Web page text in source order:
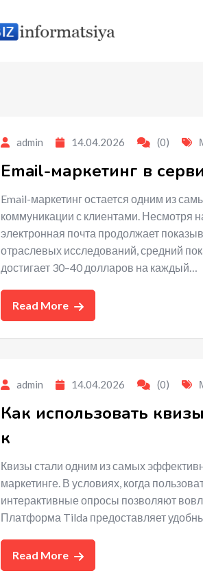
admin 14.04.2026 (0)
Email-маркетинг в
Email-маркетинг остается одним из
коммуникации с клиентами. Несмотря
электронная почта продолжает
отраслевых исследований, средний
достигает 30–40 долларов на каждый…
Read More
admin 14.04.2026 (0)
Как использовать
к
Квизы стали одним из самых
маркетинге. В условиях, когда
интерактивные опросы позволяют
Платформа Tilda предоставляет
Read More